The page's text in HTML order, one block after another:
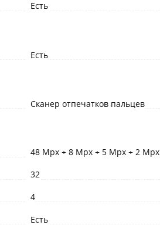
Есть
Есть
Сканер отпечатков пальцев
48 Mpx + 8 Mpx + 5 Mpx + 2 Mpx
32
4
Есть